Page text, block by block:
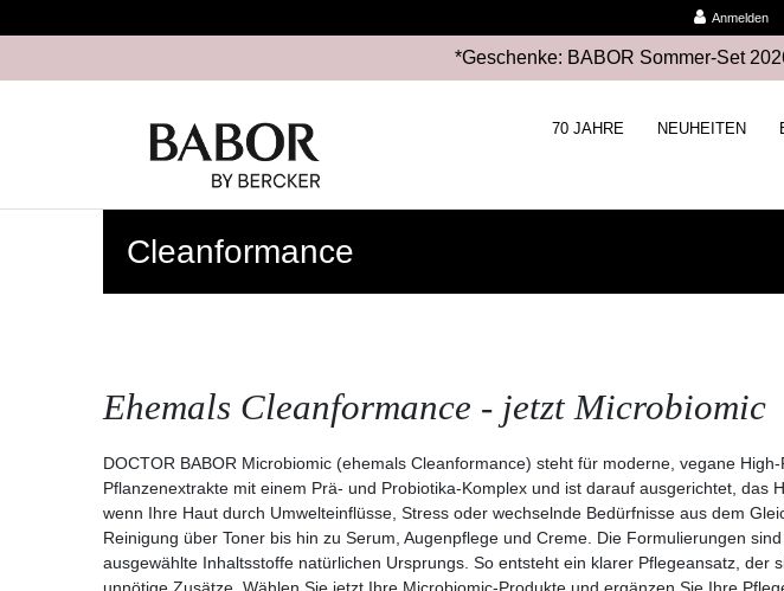
Anmelden
*Geschenke: BABOR Sommer-Set
70 JAHRE NEUHEITEN
Cleanformance
Ehemals Cleanformance - jetzt Microbiomic
DOCTOR BABOR Microbiomic (ehemals Cleanformance) steht für moderne, vegane
Pflanzenextrakte mit einem Prä- und Probiotika-Komplex und ist darauf ausgerichtet,
wenn Ihre Haut durch Umwelteinflüsse, Stress oder wechselnde Bedürfnisse aus dem
Reinigung über Toner bis hin zu Serum, Augenpflege und Creme. Die Formulierungen
ausgewählte Inhaltsstoffe natürlichen Ursprungs. So entsteht ein klarer Pflegeansatz,